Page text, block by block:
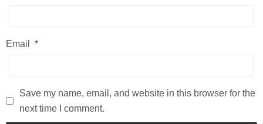
Email *
Save my name, email, and website in this browser for the
next time I comment.